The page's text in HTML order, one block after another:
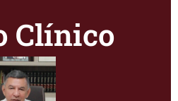
Clínico